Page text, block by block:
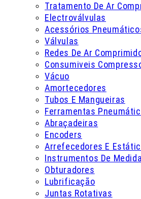
Tratamento De Ar
Electroválvulas
Acessórios
Válvulas
Redes De Ar
Consumiveis
Vácuo
Amortecedores
Tubos E Mangueiras
Ferramentas
Abraçadeiras
Encoders
Arrefecedores E
Instrumentos De Medida
Obturadores
Lubrificação
Juntas Rotativas